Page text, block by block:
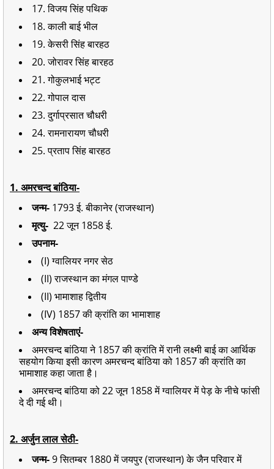
17. विजय सिंह पथिक
18. काली बाई भील
19. केसरी सिंह बारहठ
20. जोरावर सिंह बारहठ
21. गोकुलभाई भट्ट
22. गोपाल दास
23. दुर्गाप्रसात चौधरी
24. रामनारायण चौधरी
25. प्रताप सिंह बारहठ
1. अमरचन्द बांठिया-
जन्म- 1793 ई. बीकानेर (राजस्थान)
मृत्यु- 22 जून 1858 ई.
उपनाम-
(I) ग्वालियर नगर सेठ
(II) राजस्थान का मंगल पाण्डे
(II) भामाशाह द्वितीय
(IV) 1857 की क्रांति का भामाशाह
अन्य विशेषताएं-
अमरचन्द बांठिया ने 1857 की क्रांति में रानी लक्ष्मी बाई का आर्थिक
सहयोग किया इसी कारण अमरचन्द बांठिया को 1857 की क्रांति का
भामाशाह कहा जाता है।
अमरचन्द बांठिया को 22 जून 1858 में ग्वालियर में पेड़ के नीचे फांसी
दे दी गई थी।
2. अर्जुन लाल सेठी-
जन्म-9 सितम्बर 1880 में जयपुर (राजस्थान) के जैन परिवार में